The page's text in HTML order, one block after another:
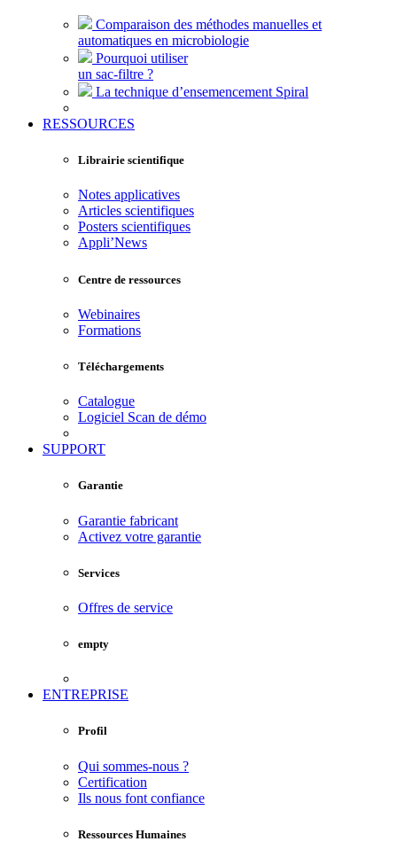
Comparaison des méthodes manuelles et
automatiques en microbiologie
Pourquoi utiliser
un sac-filtre ?
La technique d’ensemencement Spiral
RESSOURCES
Librairie scientifique
Notes applicatives
Articles scientifiques
Posters scientifiques
Appli’News
Centre de ressources
Webinaires
Formations
Téléchargements
Catalogue
Logiciel Scan de démo
SUPPORT
Garantie
Garantie fabricant
Activez votre garantie
Services
Offres de service
empty
ENTREPRISE
Profil
Qui sommes-nous ?
Certification
Ils nous font confiance
Ressources Humaines